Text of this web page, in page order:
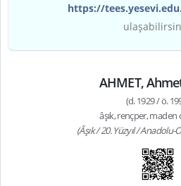
https://
AHMET,
(d. 1929 / ö.
âşık, rençper, maden
(Âşık / 20. Yüzyıl / Anadolu-